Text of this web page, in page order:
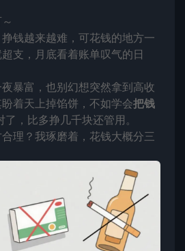
钱越来越难，可花钱的地方一
支，月底看着账单叹气的日
暴富，也别幻想突然拿到高收
着天上掉馅饼，不如学会把钱
，比多挣几千块还管用。
理？我琢磨着，花钱大概分三